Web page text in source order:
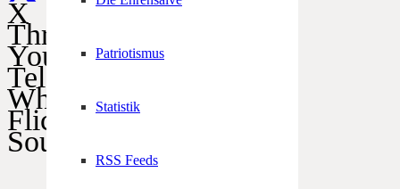
Patriotismus
Statistik
RSS Feeds
X
Threads
YouTube
Telegram
WhatsApp
Flickr
SoundCloud